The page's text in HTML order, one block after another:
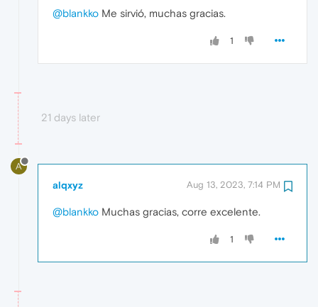
@blankko Me sirvió, muchas gracias.
1
21 days later
A
alqxyz Aug 13, 2023, 7:14 PM
@blankko Muchas gracias, corre excelente.
1